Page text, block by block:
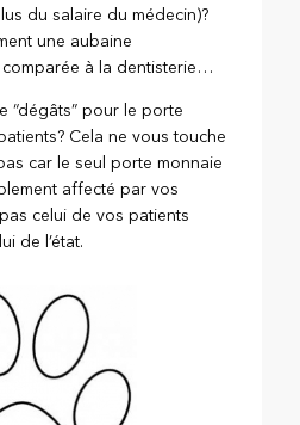
du salaire du médecin)?
une aubaine
à la dentisterie…
“dégâts” pour le porte
Cela ne vous touche
car le seul porte monnaie
affecté par vos
celui de vos patients
de l’état.